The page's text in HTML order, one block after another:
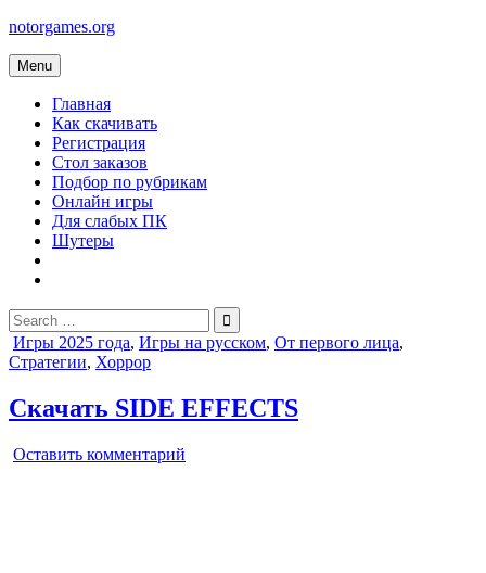
Skip
content
notorgames.org
Menu
Главная
Как скачивать
Регистрация
Стол заказов
Подбор по рубрикам
Онлайн игры
Для слабых ПК
Шутеры
Search
for:
Posted
in
Игры 2025 года, Игры на русском, От первого лица,
Стратегии, Хоррор
Скачать SIDE EFFECTS
Оставить комментарий